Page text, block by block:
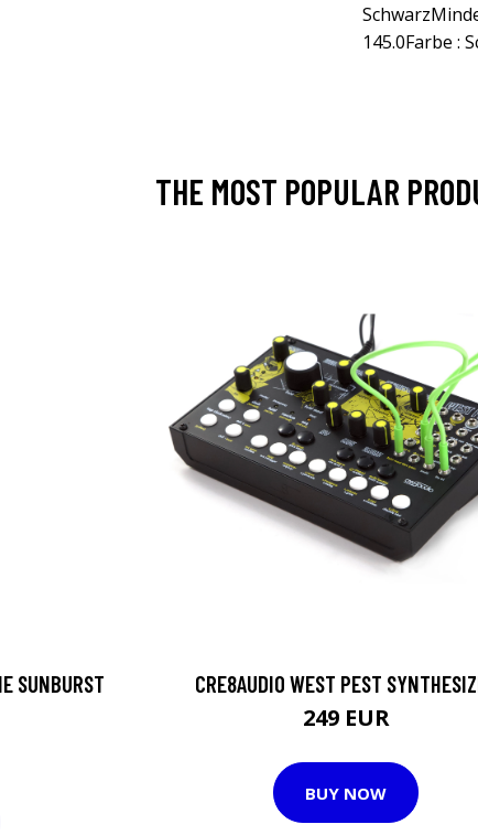
145.0Farbe :
THE MOST POPULAR
SUNBURST
CRE8AUDIO WEST PEST
249 EUR
BUY NOW